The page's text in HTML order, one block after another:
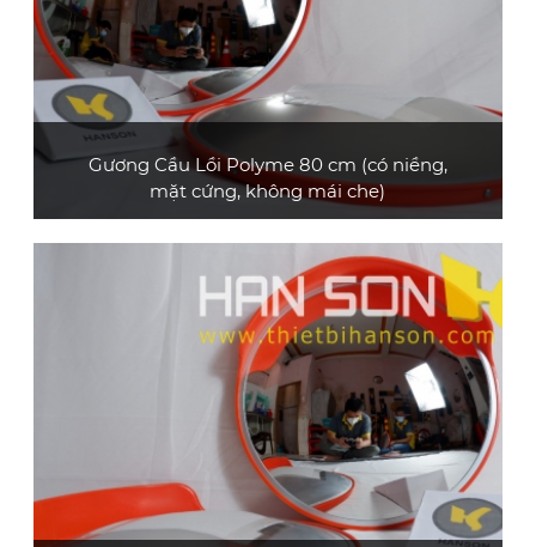
Gương Cầu Lồi Polyme 80 cm (có niềng,
mặt cứng, không mái che)
kính 80 cm, không có mái che
XEM CHI TIẾT